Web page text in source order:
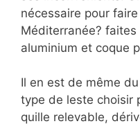
nécessaire pour
Méditerranée?
aluminium et coque
Il en est de même
type de leste choisir
quille relevable,